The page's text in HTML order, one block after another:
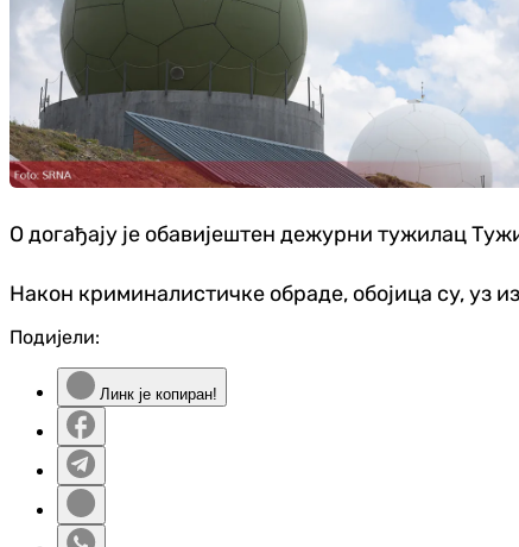
О догађају је обавијештен дежурни тужилац
Након криминалистичке обраде, обојица су, уз
Подијели:
Линк је копиран!